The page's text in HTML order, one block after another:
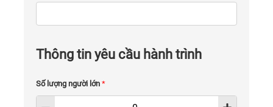
Thông tin yêu cầu hành trình
Số lượng người lớn *